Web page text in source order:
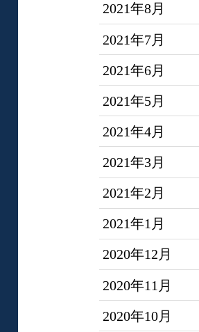
2021年8月
2021年7月
2021年6月
2021年5月
2021年4月
2021年3月
2021年2月
2021年1月
2020年12月
2020年11月
2020年10月